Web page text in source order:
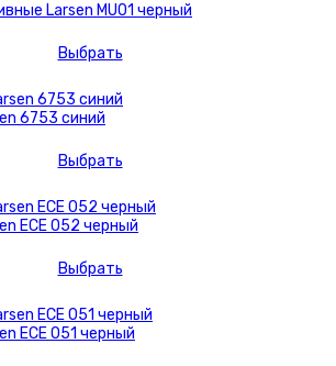
Larsen MU01 черный
Выбрать
6753 синий
Выбрать
ECE 052 черный
Выбрать
ECE 051 черный